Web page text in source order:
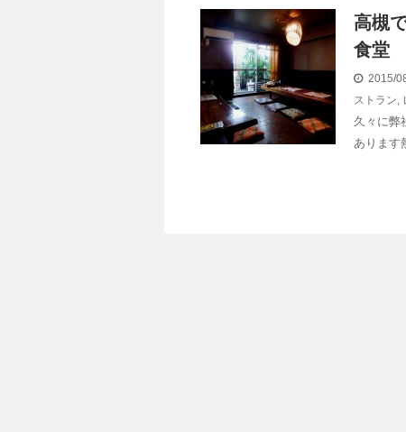
高槻
食堂
2015/
ストラン,
久々に弊
あります